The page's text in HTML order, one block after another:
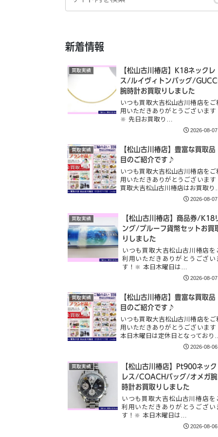
新着情報
買取実績
【松山古川椿店】K18ネックレ
ス/ルイヴィトンバッグ/GUCCI
腕時計お買取りしました
いつも買取大吉松山古川椿店をご
用いただきありがとうございます
🔆 先日お買取り…
2026-08-07
買取実績
【松山古川椿店】豊富な買取品
目のご紹介です♪
いつも買取大吉松山古川椿店をご
用いただきありがとうございます
買取大吉松山古川椿店はお買取
2026-08-07
買取実績
【松山古川椿店】商品券/K18
ング/プルーフ貨幣セットお買
りしました
いつも買取大吉松山古川椿店を
利用いただきありがとうござい
す！🔆 本日木曜日は…
2026-08-07
買取実績
【松山古川椿店】豊富な買取品
目のご紹介です♪
いつも買取大吉松山古川椿店をご
用いただきありがとうございます
本日木曜日は定休日となっており
2026-08-06
買取実績
【松山古川椿店】Pt900ネック
レス/COACHバッグ/オメガ腕
時計お買取りしました
いつも買取大吉松山古川椿店を
利用いただきありがとうござい
す！🔆 本日木曜日は…
2026-08-06